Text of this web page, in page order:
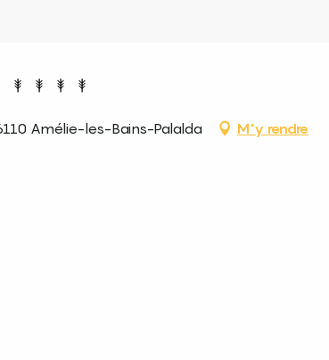
Amélie-les-Bains-Palalda M'y rendre